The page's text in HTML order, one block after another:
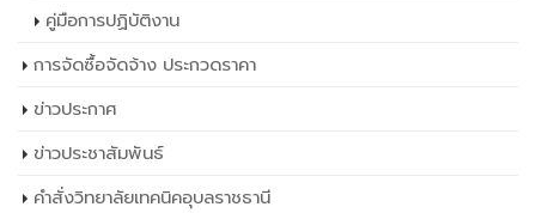
คู่มือการปฏิบัติงาน
การจัดซื้อจัดจ้าง ประกวดราคา
ข่าวประกาศ
ข่าวประชาสัมพันธ์
คำสั่งวิทยาลัยเทคนิคอุบลราชธานี